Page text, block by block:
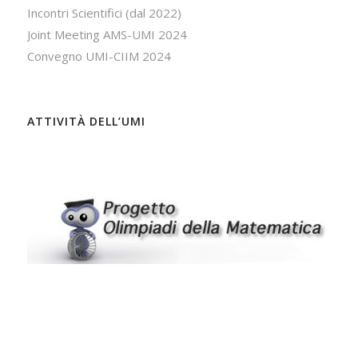
Incontri Scientifici (dal 2022)
Joint Meeting AMS-UMI 2024
Convegno UMI-CIIM 2024
ATTIVITÀ DELL’UMI